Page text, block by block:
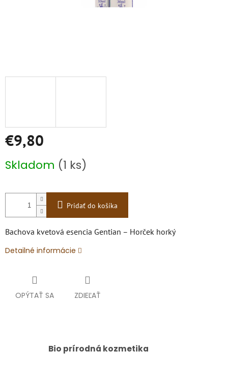
€9,80
cena:
Skladom (1 ks)
Pridať do košíka
Bachova kvetová esencia Gentian – Horček horký
Detailné informácie
OPÝTAŤ SA ZDIEĽAŤ
Bio prírodná kozmetika